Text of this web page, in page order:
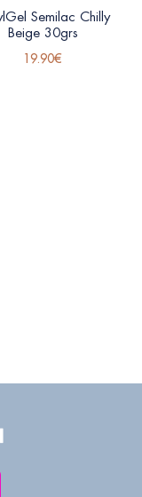
Semilac Chilly
Beige 30grs
19.90€